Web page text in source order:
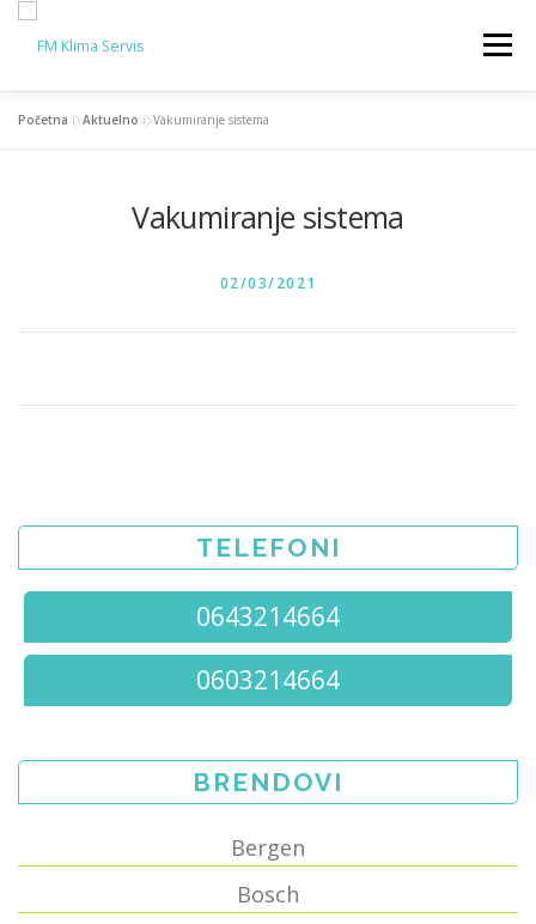
content
Menu
O NAMA
Početna »Aktuelno »Vakumiranje sistema
Vakumiranje sistema
02/03/2021
TELEFONI
0643214664
0603214664
BRENDOVI
Bergen
Bosch